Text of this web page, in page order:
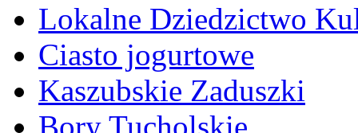
Lokalne Dziedzictwo
Ciasto jogurtowe
Kaszubskie Zaduszki
Bory Tucholskie